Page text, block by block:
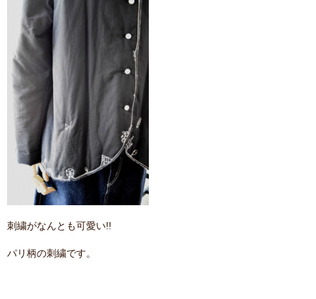
刺繍がなんとも可愛い!!
パリ柄の刺繍です。